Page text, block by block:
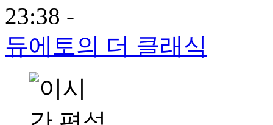
23:38 -
듀에토의 더 클래식